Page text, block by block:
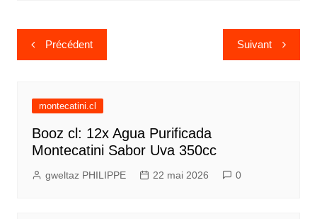
Navigation
de
Précédent Suivant
montecatini.cl
Booz cl: 12x Agua Purificada
Montecatini Sabor Uva 350cc
gweltaz PHILIPPE 22 mai 2026 0